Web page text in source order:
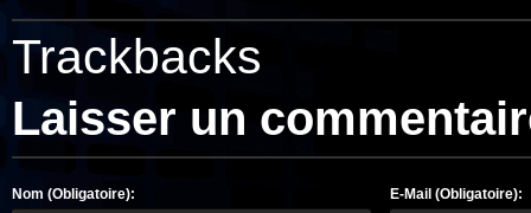
Trackbacks
Laisser un
Nom (Obligatoire): E-Mail (Obligatoire):